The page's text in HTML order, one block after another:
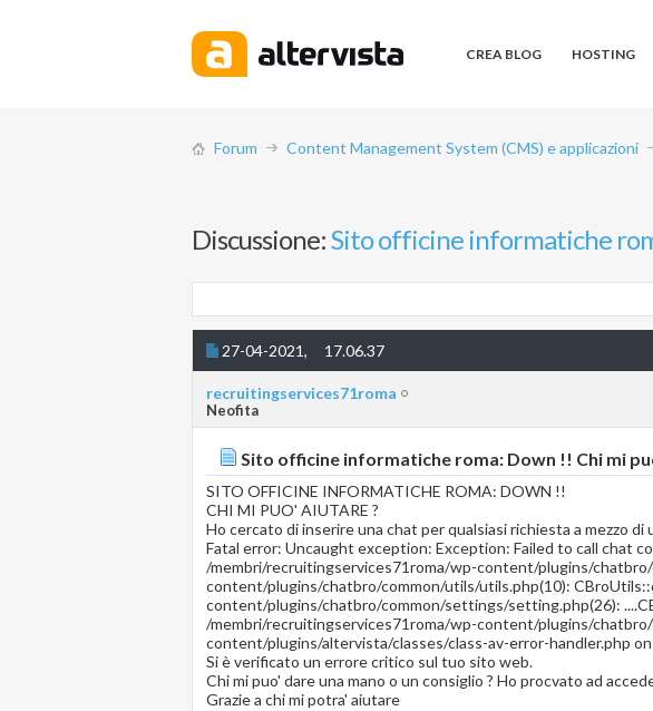
CREA BLOG HOSTING
Forum Content Management System (CMS) e applicazioni
Discussione:Sito officine informatiche
27-04-2021, 17.06.37
recruitingservices71roma
Neofita
Sito officine informatiche roma: Down !! Chi mi
SITO OFFICINE INFORMATICHE ROMA: DOWN !!
CHI MI PUO' AIUTARE ?
Ho cercato di inserire una chat per qualsiasi richiesta a mezzo
Fatal error: Uncaught exception: Exception: Failed to call chat
/membri/recruitingservices71roma/wp-content/plugins/
content/plugins/chatbro/common/utils/utils.php(10):
content/plugins/chatbro/common/settings/setting.php(26):
/membri/recruitingservices71roma/wp-content/plugins/
content/plugins/altervista/classes/class-av-error-handler.php
Si è verificato un errore critico sul tuo sito web.
Chi mi puo' dare una mano o un consiglio ? Ho procvato ad
Grazie a chi mi potra' aiutare